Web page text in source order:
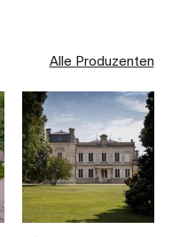
Alle Produzenten